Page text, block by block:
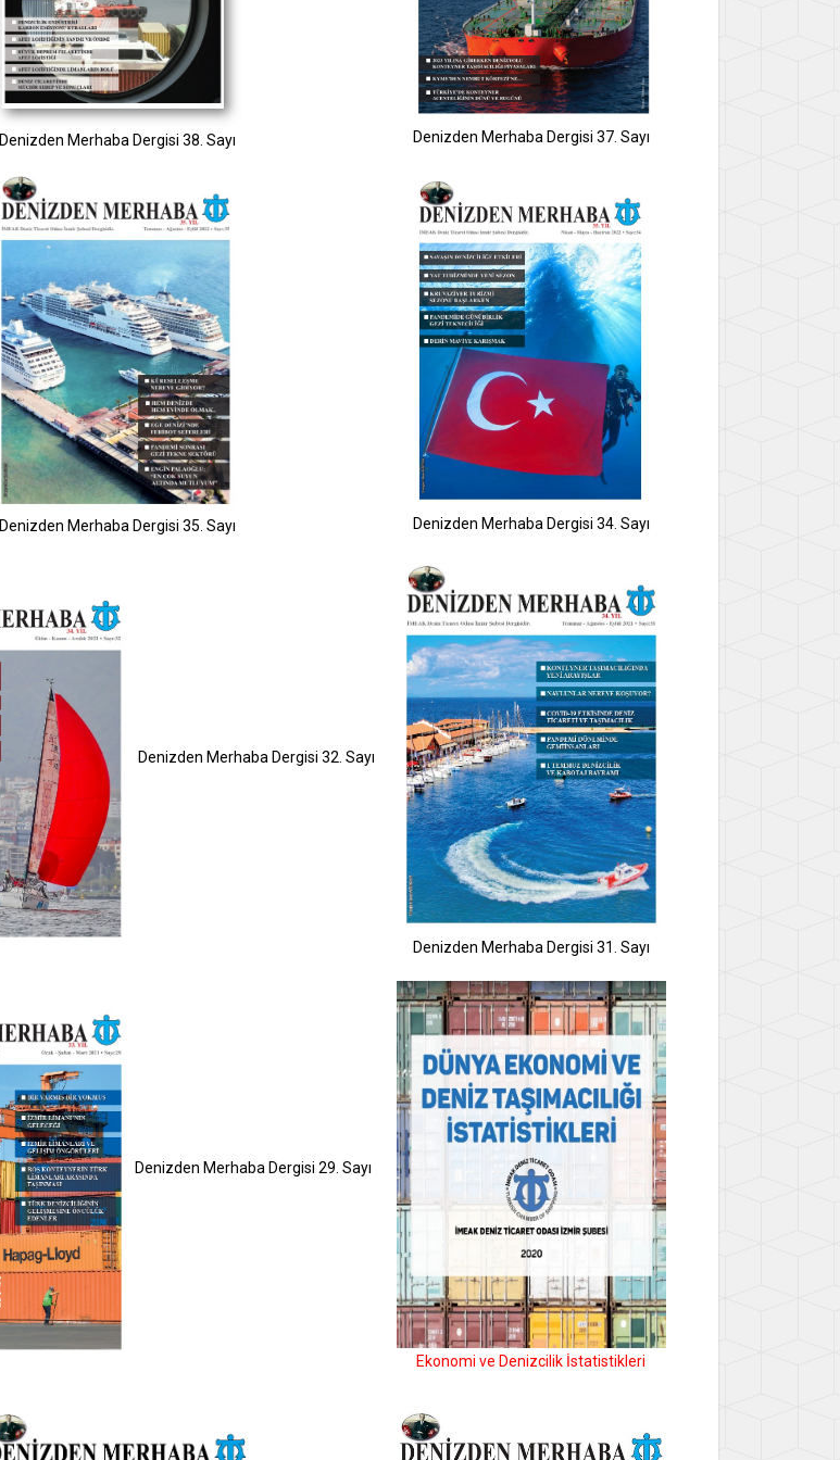
Denizden Merhaba Dergisi 38. Sayı Denizden Merhaba Dergisi 37. Sayı
Denizden Merhaba Dergisi 35. Sayı Denizden Merhaba Dergisi 34. Sayı
Denizden Merhaba Dergisi 32. Sayı
Denizden Merhaba Dergisi 31. Sayı
Denizden Merhaba Dergisi 29. Sayı
Ekonomi ve Denizcilik İstatistikleri